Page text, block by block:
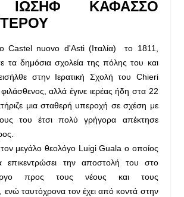
ΙΩΣΗΦ ΚΑΦΑΣΣΟ
Castel nuovo d'Asti (Ιταλία) το 1811,
τα δημόσια σχολεία της πόλης του και
στην Ιερατική Σχολή του Chieri
αλλά έγινε ιερέας ήδη στα 22
μια σταθερή υπεροχή σε σχέση με
του έτσι πολύ γρήγορα απέκτησε
μεγάλο θεολόγο Luigi Guala ο οποίος
επικεντρώσει την αποστολή του στο
έργο προς τους νέους και τους
ενώ ταυτόχρονα τον έχει από κοντά στην